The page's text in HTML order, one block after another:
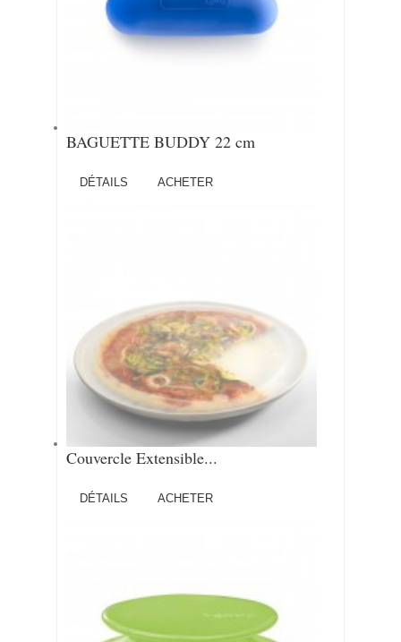
BAGUETTE BUDDY 22 cm
DÉTAILS ACHETER
Couvercle Extensible...
DÉTAILS ACHETER